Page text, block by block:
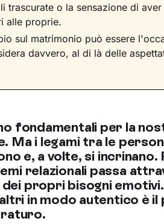
trascurate o la sensazione di
alle proprie.
sul matrimonio può essere
davvero, al di là delle
fondamentali per la
Ma i legami tra le
e, a volte, si incrinano.
relazionali passa
dei propri bisogni
in modo autentico è